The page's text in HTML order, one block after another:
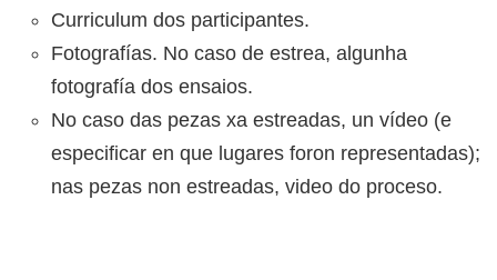
Curriculum dos participantes.
Fotografías. No caso de estrea, algunha
fotografía dos ensaios.
No caso das pezas xa estreadas, un vídeo (e
especificar en que lugares foron representadas);
nas pezas non estreadas, video do proceso.